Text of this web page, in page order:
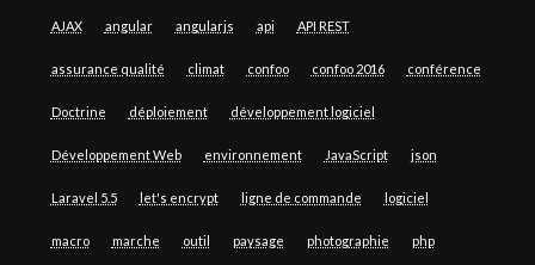
AJAX angular angularjs api API REST
assurance qualité climat confoo confoo 2016 conférence
Doctrine déploiement développement logiciel
Développement Web environnement JavaScript json
Laravel 5.5 let's encrypt ligne de commande logiciel
macro marche outil paysage photographie php